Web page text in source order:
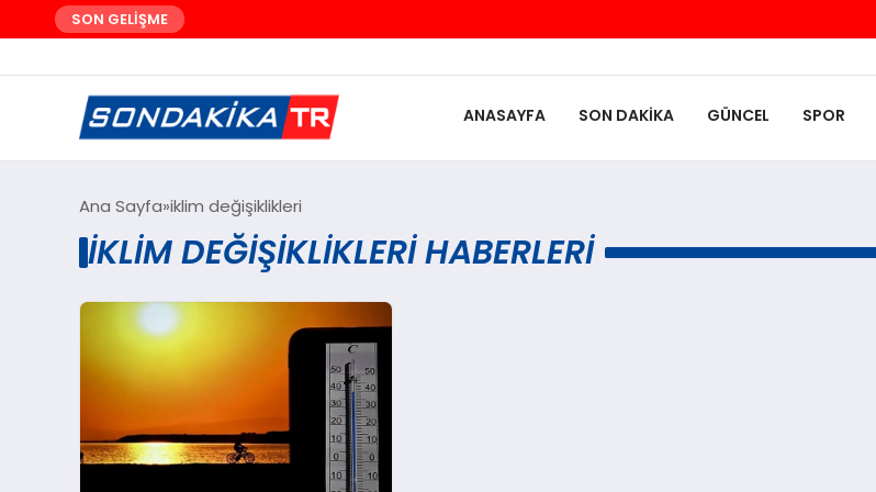
SON GELİŞME
ANASAYFA SON DAKIKA GÜNCEL SPOR
Ana Sayfa iklim değişiklikleri
IKLIM DEĞIŞIKLIKLERI HABERLERI